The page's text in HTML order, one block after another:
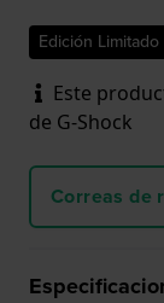
Edición Limitado
Este
de G-Shock
Correas de